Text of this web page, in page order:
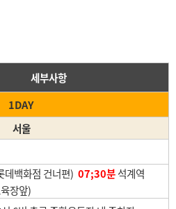
세부사항
1DAY
서울
데백화점 건너편) 07;30분석계역
장앞)